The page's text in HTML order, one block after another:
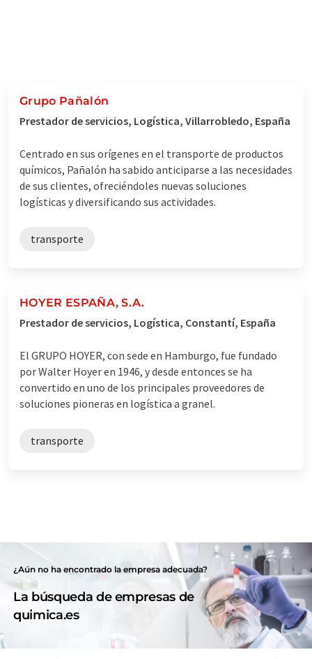
Grupo Pañalón
Prestador de servicios, Logística, Villarrobledo, España
Centrado en sus orígenes en el transporte de productos
químicos, Pañalón ha sabido anticiparse a las necesidades
de sus clientes, ofreciéndoles nuevas soluciones
logísticas y diversificando sus actividades.
transporte
HOYER ESPAÑA, S.A.
Prestador de servicios, Logística, Constantí, España
El GRUPO HOYER, con sede en Hamburgo, fue fundado
por Walter Hoyer en 1946, y desde entonces se ha
convertido en uno de los principales proveedores de
soluciones pioneras en logística a granel.
transporte
¿Aún no ha encontrado la empresa adecuada?
La búsqueda de empresas de
quimica.es